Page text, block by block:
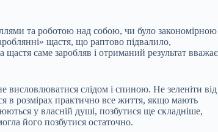
та роботою над собою, чи було закономірною
щастя, що раптово підвалило,
саме заробляв і отриманий результат вважає
висловлюватися слідом і спиною. Не зеленіти від
в розмірах практично все життя, якщо мають
у власній душі, позбутися ще складніше,
його позбутися остаточно.